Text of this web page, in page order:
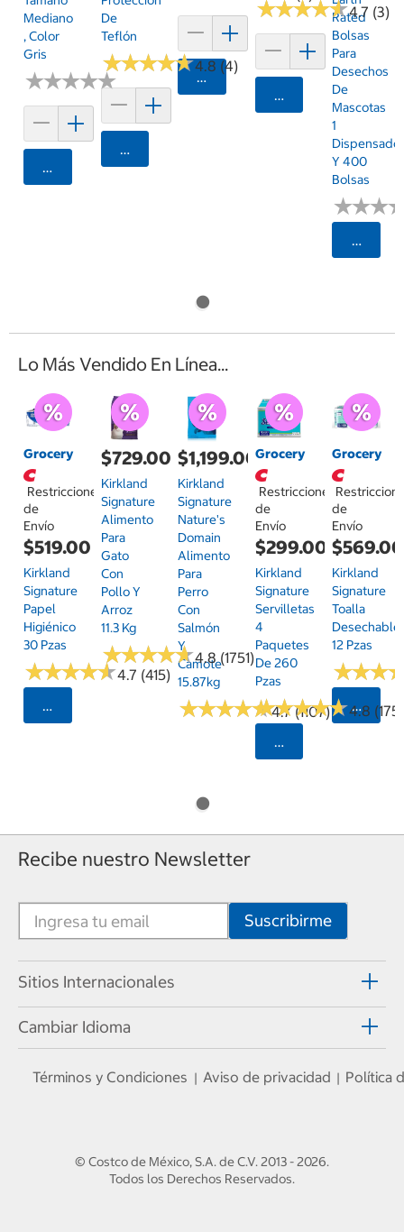
Mediano
, Color
Gris
★★★★★
★★★★★
Agregar
De
Teflón
★★★★★
★★★★★4.8 (4)
Agregar
Agregar
★★★★★
★★★★★4.7 (3)
Agregar
Rated
Bolsas
Para
Desechos
De
Mascotas
1
Y 400
Bolsas
★★★
★★★
Lo Más Vendido En Línea...
Grocery
Restricciones
de
Envío
$519.00
Kirkland
Signature
Papel
Higiénico
30 Pzas
★★★★★
★★★★★4.7 (415)
Seleccionar Código Postal
$729.00
Kirkland
Signature
Alimento
Para
Gato
Con
Pollo Y
Arroz
11.3 Kg
★★★★★
★★★★★4.8 (1751)
$1,199.00
Kirkland
Signature
Nature's
Domain
Alimento
Para
Perro
Con
Salmón
Y
Camote
15.87kg
★★★★★
★★★★★4.7 (1107)
Grocery
Restricciones
de
Envío
$299.00
Kirkland
Signature
Servilletas
4
Paquetes
De 260
Pzas
★★★★★
★★★★★4.8 (175)
Seleccionar
Grocery
de
Envío
$569.00
Kirkland
Signature
Toalla
Desechable
12 Pzas
★★★
★★★
Recibe nuestro Newsletter
Sitios Internacionales
Cambiar Idioma
Términos y Condiciones | Aviso de privacidad | Política
© Costco de México, S.A. de C.V.2013 - 2026.
Todos los Derechos Reservados.